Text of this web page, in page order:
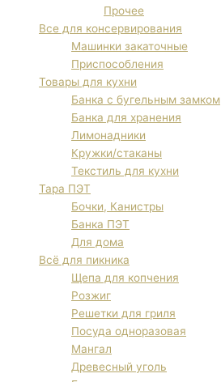
Прочее
Все для консервирования
Машинки закаточные
Приспособления
Товары для кухни
Банка с бугельным замком
Банка для хранения
Лимонадники
Кружки/стаканы
Текстиль для кухни
Тара ПЭТ
Бочки, Канистры
Банка ПЭТ
Для дома
Всё для пикника
Щепа для копчения
Розжиг
Решетки для гриля
Посуда одноразовая
Мангал
Древесный уголь